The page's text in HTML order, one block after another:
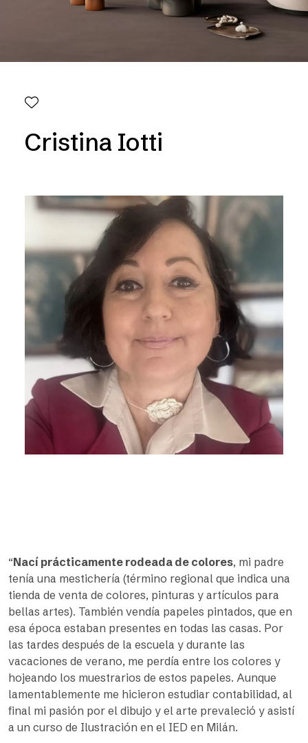
Cristina Iotti
“Nací prácticamente rodeada de colores, mi padre
tenía una mestichería (término regional que indica una
tienda de venta de colores, pinturas y artículos para
bellas artes). También vendía papeles pintados, que en
esa época estaban presentes en todas las casas. Por
las tardes después de la escuela y durante las
vacaciones de verano, me perdía entre los colores y
hojeando los muestrarios de estos papeles. Aunque
lamentablemente me hicieron estudiar contabilidad, al
final mi pasión por el dibujo y el arte prevaleció y asistí
a un curso de Ilustración en el IED en Milán.